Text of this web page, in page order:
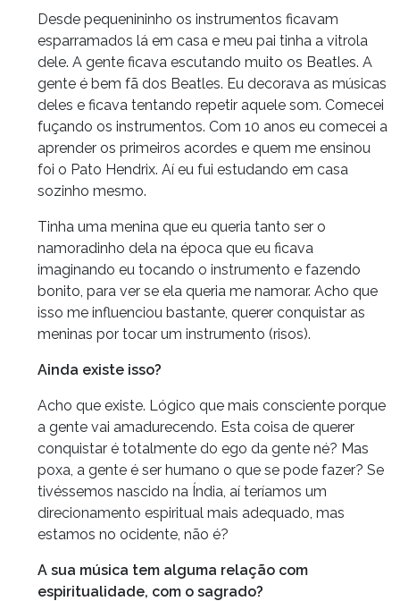
Desde pequenininho os instrumentos ficavam
esparramados lá em casa e meu pai tinha a vitrola
dele. A gente ficava escutando muito os Beatles. A
gente é bem fã dos Beatles. Eu decorava as músicas
deles e ficava tentando repetir aquele som. Comecei
fuçando os instrumentos. Com 10 anos eu comecei a
aprender os primeiros acordes e quem me ensinou
foi o Pato Hendrix. Aí eu fui estudando em casa
sozinho mesmo.
Tinha uma menina que eu queria tanto ser o
namoradinho dela na época que eu ficava
imaginando eu tocando o instrumento e fazendo
bonito, para ver se ela queria me namorar. Acho que
isso me influenciou bastante, querer conquistar as
meninas por tocar um instrumento (risos).
Ainda existe isso?
Acho que existe. Lógico que mais consciente porque
a gente vai amadurecendo. Esta coisa de querer
conquistar é totalmente do ego da gente né? Mas
poxa, a gente é ser humano o que se pode fazer? Se
tivéssemos nascido na Índia, aí teríamos um
direcionamento espiritual mais adequado, mas
estamos no ocidente, não é?
A sua música tem alguma relação com
espiritualidade, com o sagrado?